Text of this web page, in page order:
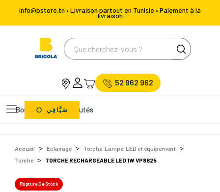
info@bstore.tn • Livraison partout en Tunisie • Paiement à la
livraison
52 962 962
Bons Plans Nouveautés
صَيَّافِي
Accueil Éclairage
Torche, Lampe, LED et équipement
Torche
TORCHE RECHARGEABLE LED 1W VP8825
Rupture De Stock